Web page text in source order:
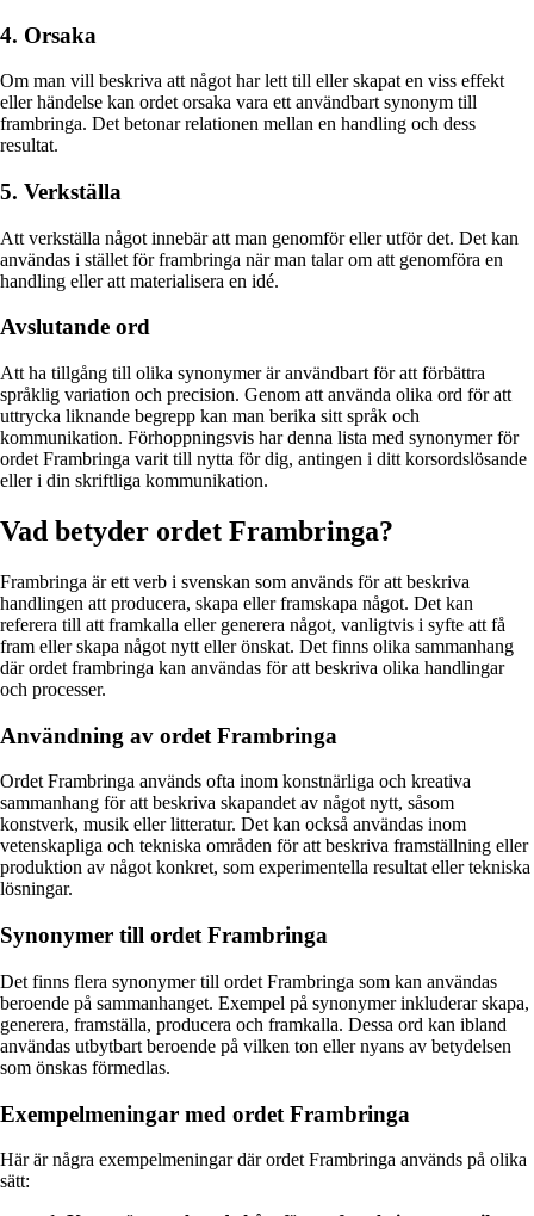
4. Orsaka
Om man vill beskriva att något har lett till eller skapat en viss effekt
eller händelse kan ordet orsaka vara ett användbart synonym till
frambringa. Det betonar relationen mellan en handling och dess
resultat.
5. Verkställa
Att verkställa något innebär att man genomför eller utför det. Det kan
användas i stället för frambringa när man talar om att genomföra en
handling eller att materialisera en idé.
Avslutande ord
Att ha tillgång till olika synonymer är användbart för att förbättra
språklig variation och precision. Genom att använda olika ord för att
uttrycka liknande begrepp kan man berika sitt språk och
kommunikation. Förhoppningsvis har denna lista med synonymer för
ordet Frambringa varit till nytta för dig, antingen i ditt korsordslösande
eller i din skriftliga kommunikation.
Vad betyder ordet Frambringa?
Frambringa är ett verb i svenskan som används för att beskriva
handlingen att producera, skapa eller framskapa något. Det kan
referera till att framkalla eller generera något, vanligtvis i syfte att få
fram eller skapa något nytt eller önskat. Det finns olika sammanhang
där ordet frambringa kan användas för att beskriva olika handlingar
och processer.
Användning av ordet Frambringa
Ordet Frambringa används ofta inom konstnärliga och kreativa
sammanhang för att beskriva skapandet av något nytt, såsom
konstverk, musik eller litteratur. Det kan också användas inom
vetenskapliga och tekniska områden för att beskriva framställning eller
produktion av något konkret, som experimentella resultat eller tekniska
lösningar.
Synonymer till ordet Frambringa
Det finns flera synonymer till ordet Frambringa som kan användas
beroende på sammanhanget. Exempel på synonymer inkluderar skapa,
generera, framställa, producera och framkalla. Dessa ord kan ibland
användas utbytbart beroende på vilken ton eller nyans av betydelsen
som önskas förmedlas.
Exempelmeningar med ordet Frambringa
Här är några exempelmeningar där ordet Frambringa används på olika
sätt: